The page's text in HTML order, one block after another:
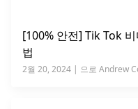
[100% 안전] Tik Tok
법
2월 20, 2024 | 으로 Andrew